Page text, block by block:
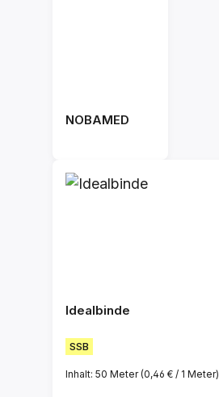
NOBAMED
Idealbinde
SSB
Inhalt: 50 Meter(0,46 € / 1 Meter)